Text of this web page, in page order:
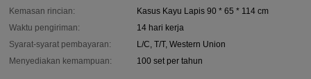
Kemasan rincian:
Kasus Kayu Lapis 90 * 65 * 114 cm
Waktu pengiriman:
14 hari kerja
Syarat-syarat pembayaran:
L/C, T/T, Western Union
Menyediakan kemampuan:
100 set per tahun